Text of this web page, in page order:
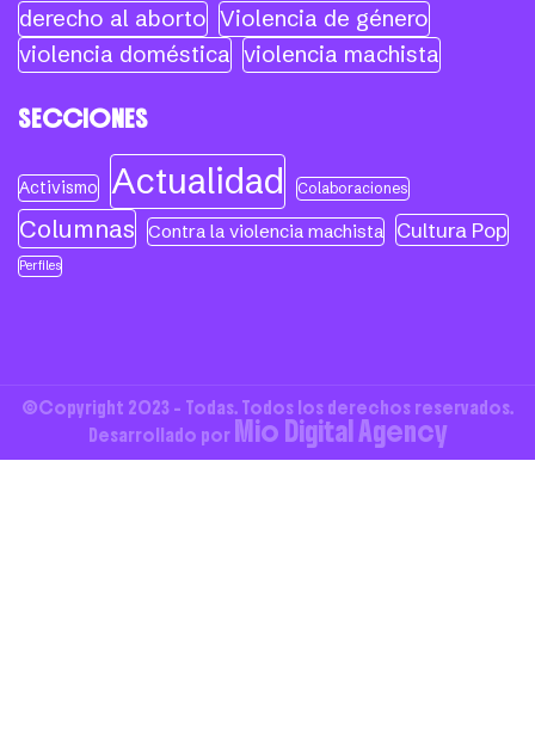
derecho al aborto Violencia de género
violencia doméstica violencia machista
SECCIONES
Activismo Actualidad Colaboraciones
Columnas Contra la violencia machista Cultura Pop
Perfiles
©Copyright 2023 - Todas. Todos los derechos reservados.
Desarrollado por Mio Digital Agency